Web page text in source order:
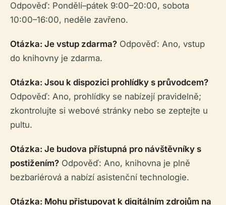
Odpověď: Pondělí–pátek 9:00–20:00, sobota
10:00–16:00, neděle zavřeno.
Otázka: Je vstup zdarma? Odpověď: Ano, vstup
do knihovny je zdarma.
Otázka: Jsou k dispozici prohlídky s průvodcem?
Odpověď: Ano, prohlídky se nabízejí pravidelně;
zkontrolujte si webové stránky nebo se zeptejte u
pultu.
Otázka: Je budova přístupná pro návštěvníky s
postižením? Odpověď: Ano, knihovna je plně
bezbariérová a nabízí asistenční technologie.
Otázka: Mohu přistupovat k digitálním zdrojům na